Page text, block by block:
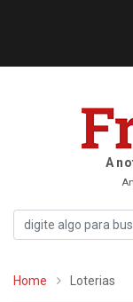
A
Home Loterias